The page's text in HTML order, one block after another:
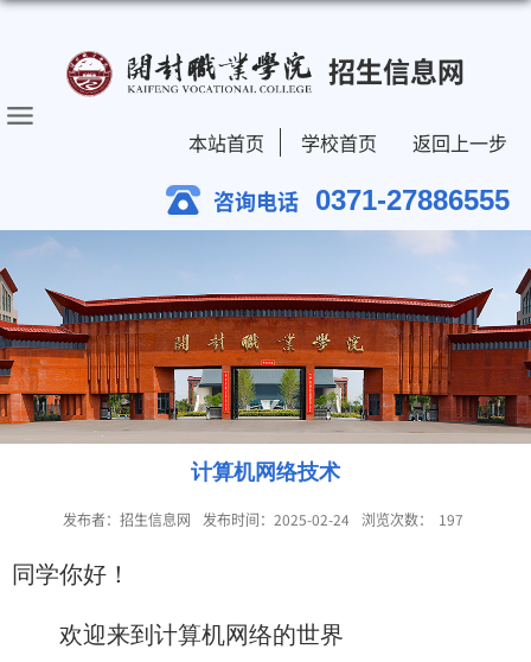
招生信息网
本站首页 学校首页 返回上一步
咨询电话 0371-27886555
计算机网络技术
发布者：招生信息网 发布时间：2025-02-24 浏览次数： 197
同学你好！
欢迎来到计算机网络的世界